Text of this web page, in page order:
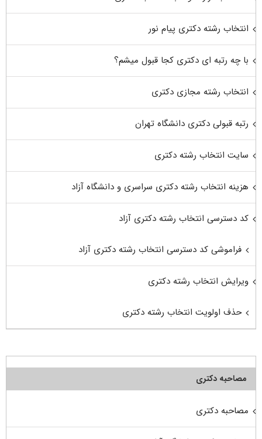
انتخاب رشته دکتری پیام نور
با چه رتبه ای دکتری کجا قبول میشم؟
انتخاب رشته مجازی دکتری
رتبه قبولی دکتری دانشگاه تهران
سایت انتخاب رشته دکتری
هزینه انتخاب رشته دکتری سراسری و دانشگاه آزاد
کد دسترسی انتخاب رشته دکتری آزاد
فراموشی کد دسترسی انتخاب رشته دکتری آزاد
ویرایش انتخاب رشته دکتری
حذف اولویت انتخاب رشته دکتری
مصاحبه دکتری
مصاحبه دکتری